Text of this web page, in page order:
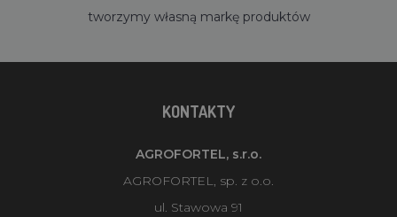
tworzymy własną markę produktów
KONTAKTY
AGROFORTEL, s.r.o.
AGROFORTEL, sp. z o.o.
ul. Stawowa 91